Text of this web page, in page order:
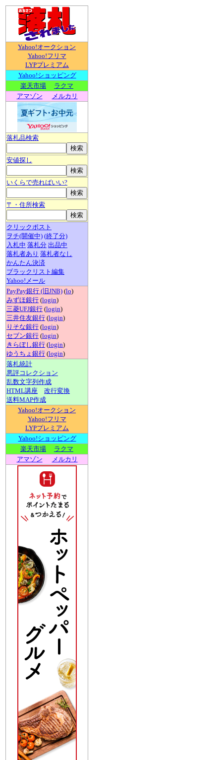
Yahoo!オークション
Yahoo!フリマ
LYPプレミアム
Yahoo!ショッピング
楽天市場
ラクマ
アマゾン
メルカリ
落札品検索
安値探し
いくらで売ればいい?
〒・住所検索
クリックポスト
ヲチ(開催中) (終了分)
入札中 落札分 出品中
落札者あり 落札者なし
かんたん決済
ブラックリスト編集
Yahoo!メール
PayPay銀行 (旧JNB) (lo)
みずほ銀行 (login)
三菱UFJ銀行 (login)
三井住友銀行 (login)
りそな銀行 (login)
セブン銀行 (login)
きらぼし銀行 (login)
ゆうちょ銀行 (login)
落札統計
悪評コレクション
乱数文字列作成
HTML講座
改行変換
送料MAP作成
Yahoo!オークション
Yahoo!フリマ
LYPプレミアム
Yahoo!ショッピング
楽天市場
ラクマ
アマゾン
メルカリ